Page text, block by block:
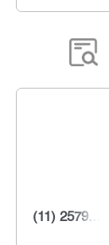
(11) 2579...